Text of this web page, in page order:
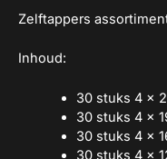
Zelftappers
Inhoud:
30 stuks 4 x
30 stuks 4 x
30 stuks 4 x
30 stuks 4 x